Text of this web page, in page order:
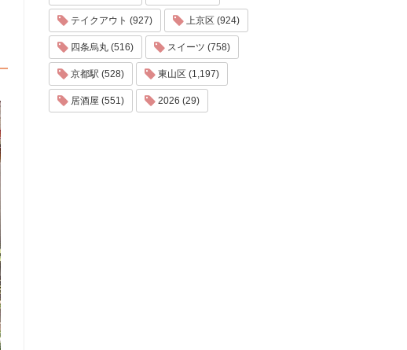
テイクアウト (927) 上京区 (924)
四条烏丸 (516) スイーツ (758)
京都駅 (528) 東山区 (1,197)
居酒屋 (551) 2026 (29)